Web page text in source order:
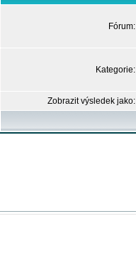
Fórum:
Kategorie:
Zobrazit výsledek jako: